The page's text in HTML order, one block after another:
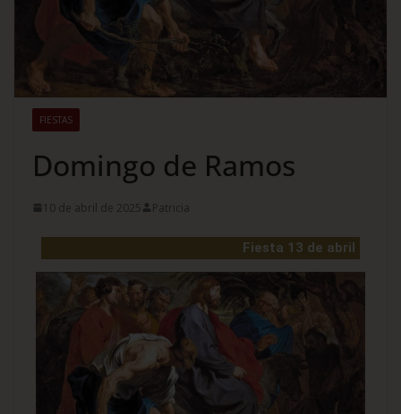
FIESTAS
Domingo de Ramos
10 de abril de 2025 Patricia
Fiesta 13 de abril